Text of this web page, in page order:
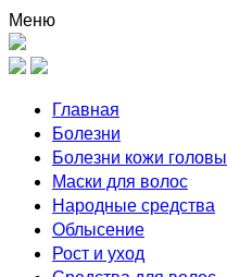
Меню
Главная
Болезни
Болезни кожи головы
Маски для волос
Народные средства
Облысение
Рост и уход